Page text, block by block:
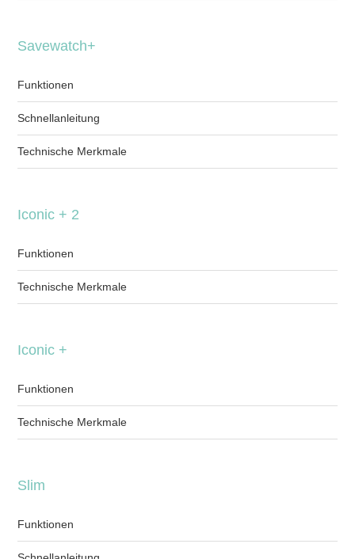
Savewatch+
Funktionen
Schnellanleitung
Technische Merkmale
Iconic + 2
Funktionen
Technische Merkmale
Iconic +
Funktionen
Technische Merkmale
Slim
Funktionen